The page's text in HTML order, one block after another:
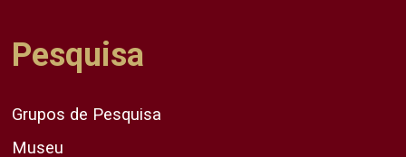
Pesquisa
Grupos de Pesquisa
Museu